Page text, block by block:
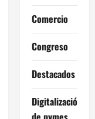
Comercio
Congreso
Destacados
Digitalización